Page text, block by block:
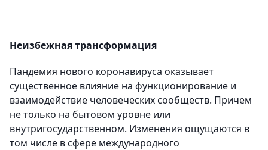
Неизбежная трансформация
Пандемия нового коронавируса оказывает
существенное влияние на функционирование и
взаимодействие человеческих сообществ. Причем
не только на бытовом уровне или
внутригосударственном. Изменения ощущаются в
том числе в сфере международного